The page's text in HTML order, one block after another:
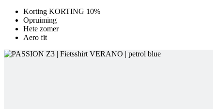
Korting KORTING 10%
Opruiming
Hete zomer
Aero fit